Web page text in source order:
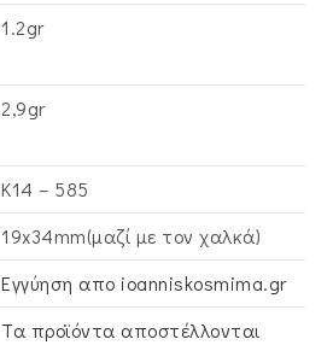
1.2gr
2,9gr
Κ14 – 585
19x34mm(μαζί με τον χαλκά)
Εγγύηση απο ioanniskosmima.gr
Τα προϊόντα αποστέλλονται